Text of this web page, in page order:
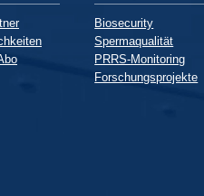
Biosecurity
Spermaqualität
PRRS-Monitoring
Forschungsprojekte